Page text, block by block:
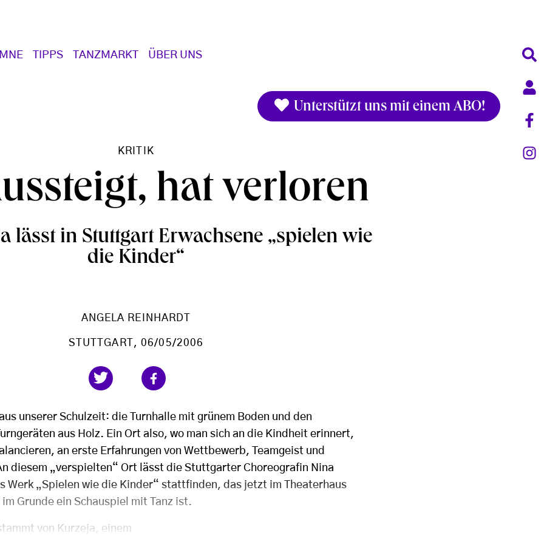
TIPPS TANZMARKT ÜBER UNS
Unterstützt uns mit einem ABO!
KRITIK
hat verloren
lässt in Stuttgart Erwachsene „spielen wie
die Kinder“
ANGELA REINHARDT
STUTTGART , 06/05/2006
unserer Schulzeit: die Turnhalle mit grünem Boden und den
aus Holz. Ein Ort also, wo man sich an die Kindheit erinnert,
an erste Erfahrungen von Wettbewerb, Teamgeist und
diesem „verspielten“ Ort lässt die Stuttgarter Choreografin Nina
Werk „Spielen wie die Kinder“ stattfinden, das jetzt im Theaterhaus
Grunde ein Schauspiel mit Tanz ist.
von Kurzeja, einem